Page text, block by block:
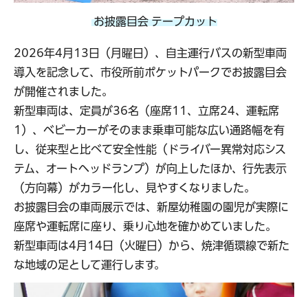
お披露目会 テープカット
2026年4月13日（月曜日）、自主運行バスの新型車両
導入を記念して、市役所前ポケットパークでお披露目会
が開催されました。
新型車両は、定員が36名（座席11、立席24、運転席
1）、ベビーカーがそのまま乗車可能な広い通路幅を有
し、従来型と比べて安全性能（ドライバー異常対応シス
テム、オートヘッドランプ）が向上したほか、行先表示
（方向幕）がカラー化し、見やすくなりました。
お披露目会の車両展示では、新屋幼稚園の園児が実際に
座席や運転席に座り、乗り心地を確かめていました。
新型車両は4月14日（火曜日）から、焼津循環線で新た
な地域の足として運行します。